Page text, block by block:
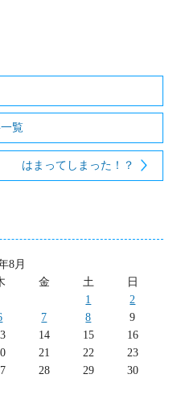
覧
はまってしまった！？
8月
金 土
日
1
2
7 8
9
14 15
16
21 22
23
28 29
30